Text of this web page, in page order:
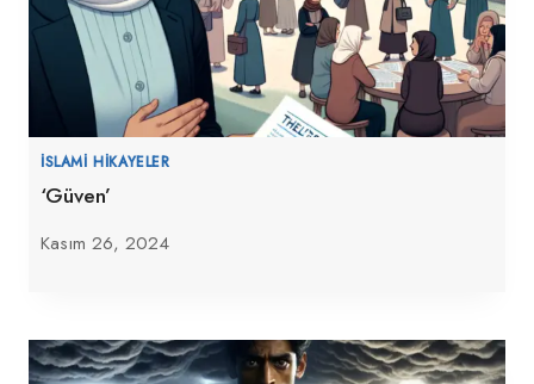
İSLAMI HIKAYELER
‘Güven’
Kasım 26, 2024